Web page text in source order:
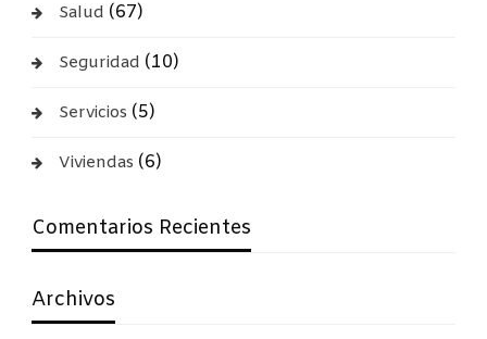
Salud (67)
Seguridad (10)
Servicios (5)
Viviendas (6)
Comentarios Recientes
Archivos